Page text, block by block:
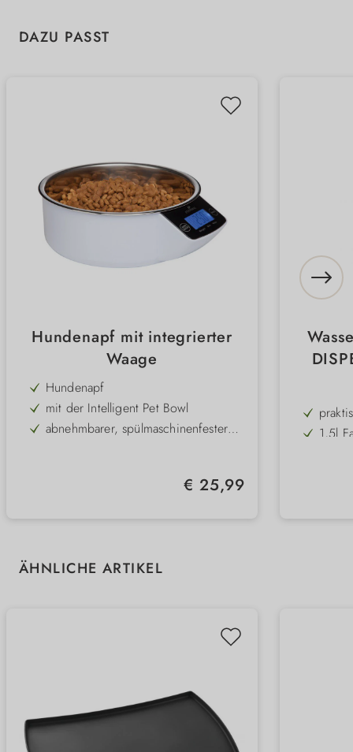
Produktgalerie überspringen
DAZU PASST
Hundenapf mit integrierter
Waage
Hundenapf
mit der Intelligent Pet Bowl
abnehmbarer, spülmaschinenfester
Regulärer Preis:
€ 25,99
1,5l
Produktgalerie überspringen
ÄHNLICHE ARTIKEL